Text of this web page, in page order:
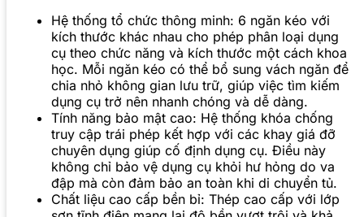
Hệ thống tổ chức thông minh: 6 ngăn kéo với
kích thước khác nhau cho phép phân loại dụng
cụ theo chức năng và kích thước một cách khoa
học. Mỗi ngăn kéo có thể bổ sung vách ngăn để
chia nhỏ không gian lưu trữ, giúp việc tìm kiếm
dụng cụ trở nên nhanh chóng và dễ dàng.
Tính năng bảo mật cao: Hệ thống khóa chống
truy cập trái phép kết hợp với các khay giá đỡ
chuyên dụng giúp cố định dụng cụ. Điều này
không chỉ bảo vệ dụng cụ khỏi hư hỏng do va
đập mà còn đảm bảo an toàn khi di chuyển tủ.
Chất liệu cao cấp bền bỉ: Thép cao cấp với lớp